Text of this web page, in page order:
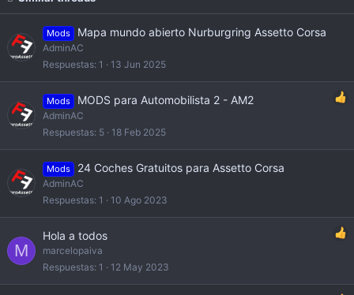
Mods Mapa mundo abierto Nurburgring Assetto Corsa
AdminAC
Respuestas 1 13 Jun 2025
Mods MODS para Automobilista 2 - AM2
AdminAC
Respuestas 5 18 Feb 2025
Mods 24 Coches Gratuitos para Assetto Corsa
AdminAC
Respuestas 1 10 Ago 2023
M
Hola a todos
marcelopaiva
Respuestas 1 12 May 2023